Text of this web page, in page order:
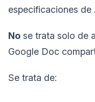
especificaciones de
No se trata solo de
Google Doc
Se trata de: